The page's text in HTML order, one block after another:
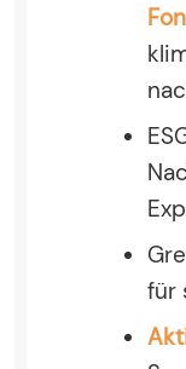
für